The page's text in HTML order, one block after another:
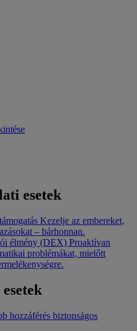
esetek
Kezelje az embereket,
– bárhonnan.
élmény (DEX) Proaktívan
problémákat, mielőtt
hozzáférés biztonságos